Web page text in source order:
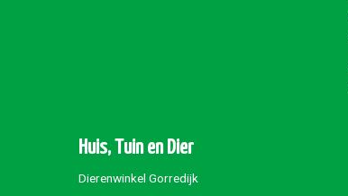
Huis, Tuin en Dier
Dierenwinkel Gorredijk